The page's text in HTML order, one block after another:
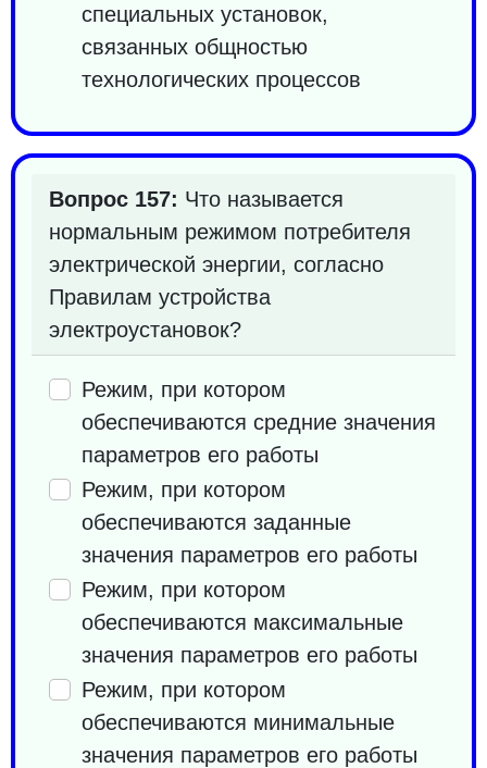
специальных установок,
связанных общностью
технологических процессов
Вопрос 157: Что называется
нормальным режимом потребителя
электрической энергии, согласно
Правилам устройства
электроустановок?
Режим, при котором
обеспечиваются средние значения
параметров его работы
Режим, при котором
обеспечиваются заданные
значения параметров его работы
Режим, при котором
обеспечиваются максимальные
значения параметров его работы
Режим, при котором
обеспечиваются минимальные
значения параметров его работы